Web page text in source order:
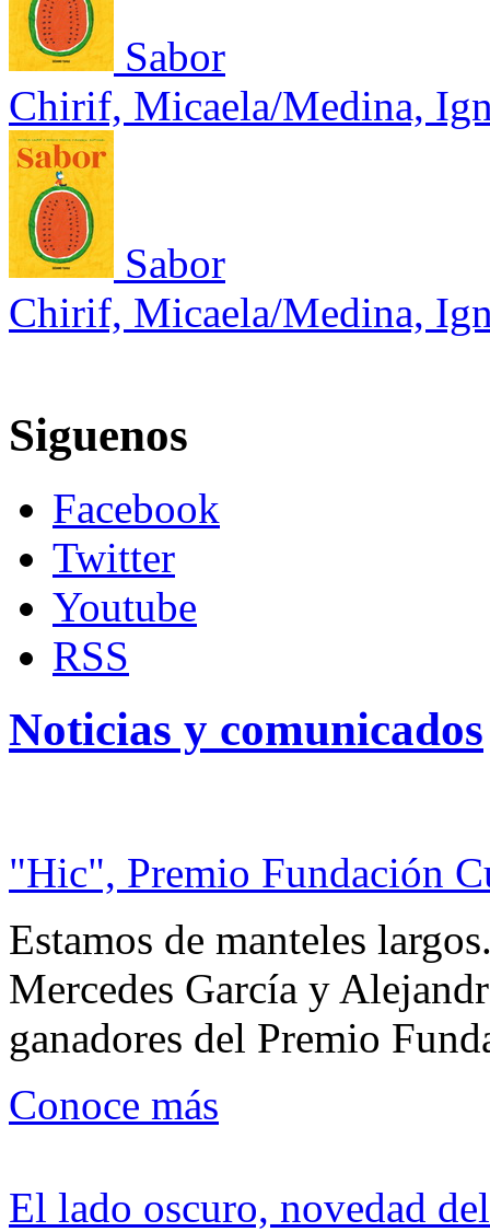
Sabor
Chirif, Micaela/Medina,
Sabor
Chirif, Micaela/Medina,
Siguenos
Facebook
Twitter
Youtube
RSS
Noticias y comunicados
"Hic", Premio Fundación
Estamos de manteles
Mercedes García y
ganadores del Premio
Conoce más
El lado oscuro, novedad